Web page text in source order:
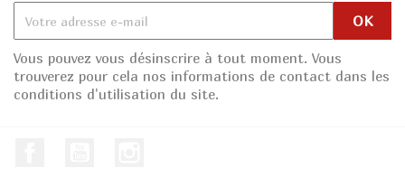
Vous pouvez vous désinscrire à tout moment. Vous
trouverez pour cela nos informations de contact dans les
conditions d'utilisation du site.